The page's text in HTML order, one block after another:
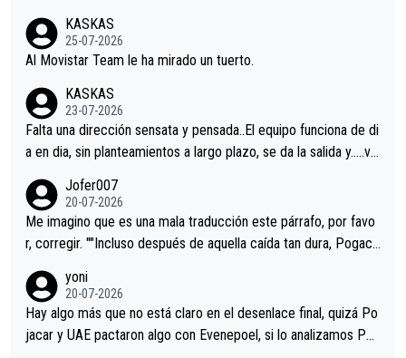
KASKAS
25-07-2026
Al Movistar Team le ha mirado un tuerto.
KASKAS
23-07-2026
Falta una dirección sensata y pensada..El equipo funciona de di
a en dia, sin planteamientos a largo plazo, se da la salida y…..ve
Minguez, Velez etc etc.Me da pena vivir estos momentos tan
tristes sin victorias.
Jofer007
20-07-2026
Me imagino que es una mala traducción este párrafo, por favo
r, corregir. ""Incluso después de aquella caída tan dura, Pogaca
permaneció pegado a su rueda. Parecía increíble la forma en l
a que era capaz de controlar el miedo", recordó."
yoni
20-07-2026
Hay algo más que no está claro en el desenlace final, quizá Po
jacar y UAE pactaron algo con Evenepoel, si lo analizamos Poj